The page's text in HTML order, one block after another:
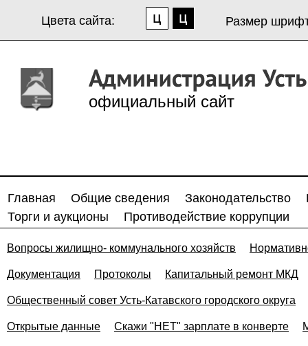
Цвета сайта: Размер
официальный сайт
Главная Общие сведения Законодательство
Торги и аукционы
Противодействие коррупции
Вопросы жилищно- коммунального хозяйств
Документация Протоколы Капитальный ремонт МКД
Общественный совет Усть-Катавского городского округа
Открытые данные Скажи "НЕТ" зарплате в конверте